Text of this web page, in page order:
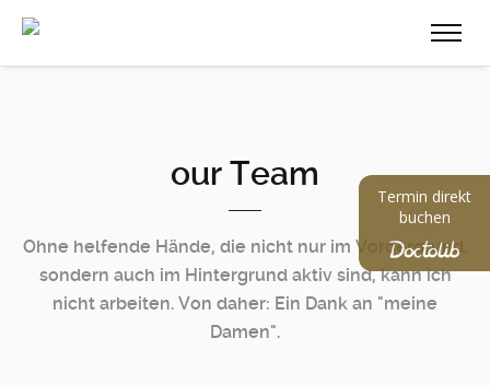
Termin direkt
buchen
our Team
Ohne helfende Hände, die nicht nur im Vordergrund,
sondern auch im Hintergrund aktiv sind, kann ich
nicht arbeiten. Von daher: Ein Dank an "meine
Damen".